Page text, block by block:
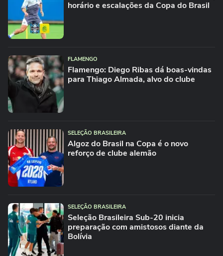
horário e escalações da Copa do Brasil
FLAMENGO
Flamengo: Diego Ribas dá boas-vindas
para Thiago Almada, alvo do clube
SELEÇÃO BRASILEIRA
Algoz do Brasil na Copa é o novo
reforço de clube alemão
SELEÇÃO BRASILEIRA
Seleção Brasileira Sub-20 inicia
preparação com amistosos diante da
Bolívia